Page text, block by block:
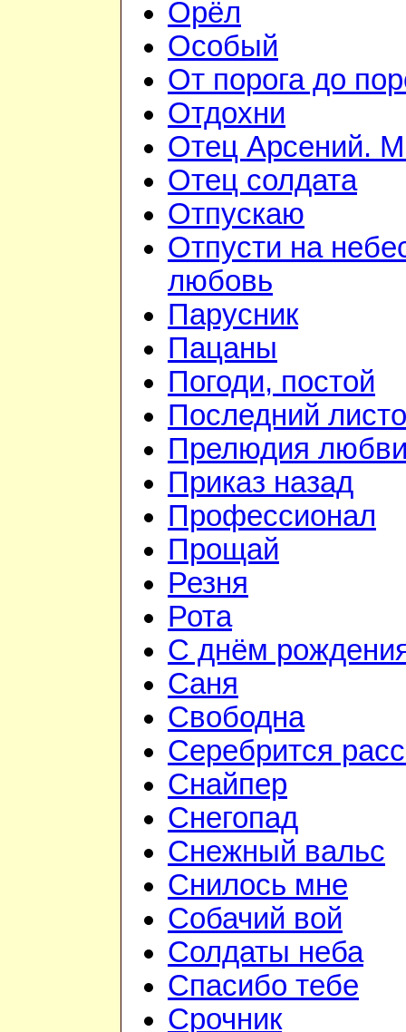
Орёл
Особый
От порога до
Отдохни
Отец Арсений.
Отец солдата
Отпускаю
Отпусти на
любовь
Парусник
Пацаны
Погоди, постой
Последний
Прелюдия
Приказ назад
Профессионал
Прощай
Резня
Рота
С днём
Саня
Свободна
Серебрится
Снайпер
Снегопад
Снежный вальс
Снилось мне
Собачий вой
Солдаты неба
Спасибо тебе
Срочник